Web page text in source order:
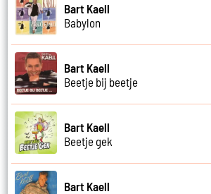
Bart Kaell
Babylon
Bart Kaell
Beetje bij beetje
Bart Kaell
Beetje gek
Bart Kaell